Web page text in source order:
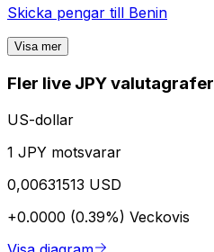
Skicka pengar till Benin
Visa mer
Fler live JPY valutagrafer
US-dollar
1 JPY motsvarar
0,00631513 USD
+0.0000 (0.39%) Veckovis